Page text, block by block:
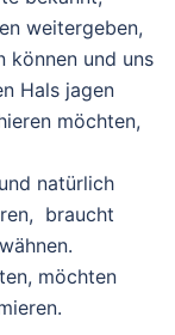
weitergeben,
können und uns
Hals jagen
möchten,
natürlich
braucht
möchten